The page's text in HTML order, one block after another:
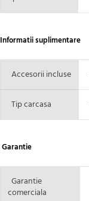
Informatii suplimentare
Accesorii incluse
Tip carcasa
Garantie
Garantie
comerciala